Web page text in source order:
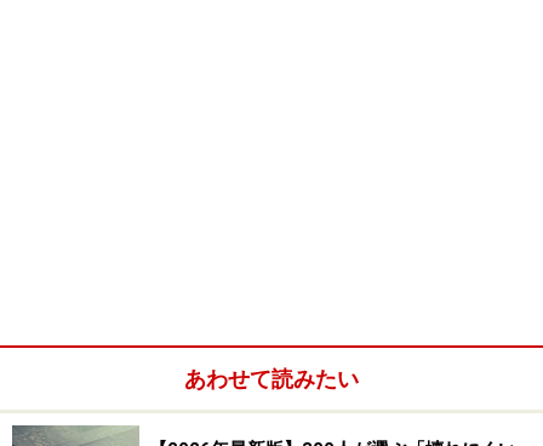
あわせて読みたい